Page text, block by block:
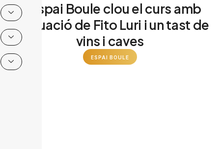
L’Espai Boule clou el curs amb
l’actuació de Fito Luri i un tast de
vins i caves
ESPAI BOULE